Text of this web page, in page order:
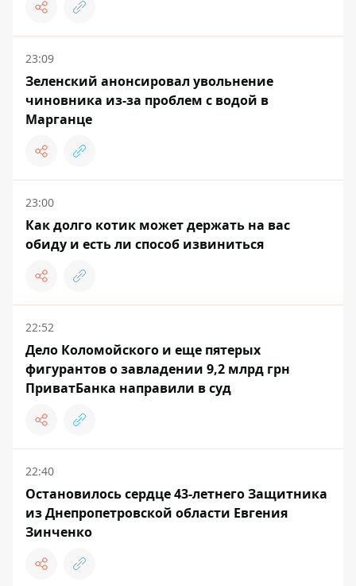
23:09
Зеленский анонсировал увольнение
чиновника из-за проблем с водой в
Марганце
23:00
Как долго котик может держать на вас
обиду и есть ли способ извиниться
22:52
Дело Коломойского и еще пятерых
фигурантов о завладении 9,2 млрд грн
ПриватБанка направили в суд
22:40
Остановилось сердце 43-летнего Защитника
из Днепропетровской области Евгения
Зинченко